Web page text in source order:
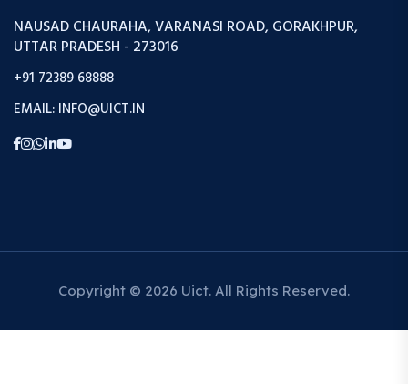
NAUSAD CHAURAHA, VARANASI ROAD, GORAKHPUR,
UTTAR PRADESH - 273016
+91 72389 68888
EMAIL: INFO@UICT.IN
Copyright © 2026 Uict. All Rights Reserved.